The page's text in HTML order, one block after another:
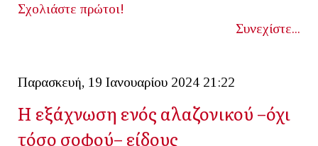
Σχολιάστε πρώτοι!
Συνεχίστε...
Παρασκευή, 19 Ιανουαρίου 2024 21:22
Η εξάχνωση ενός αλαζονικού –όχι
τόσο σοφού– είδους